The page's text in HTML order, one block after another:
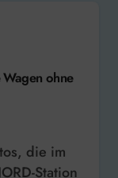
Wagen ohne
Station